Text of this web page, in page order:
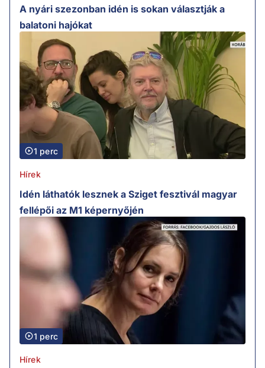
A nyári szezonban idén is sokan választják a
balatoni hajókat
1 perc
Hírek
Idén láthatók lesznek a Sziget fesztivál magyar
fellépői az M1 képernyőjén
1 perc
Hírek